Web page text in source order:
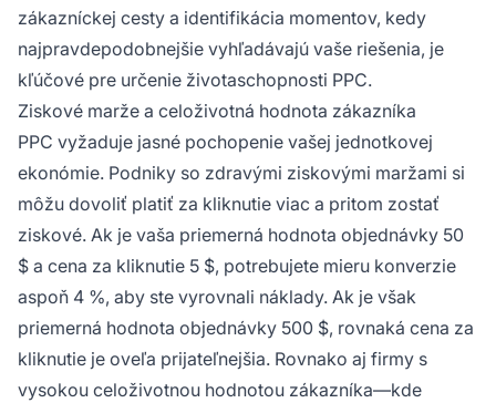
zákazníckej cesty a identifikácia momentov, kedy
najpravdepodobnejšie vyhľadávajú vaše riešenia, je
kľúčové pre určenie životaschopnosti PPC.
Ziskové marže a celoživotná hodnota zákazníka
PPC vyžaduje jasné pochopenie vašej jednotkovej
ekonómie. Podniky so zdravými ziskovými maržami si
môžu dovoliť platiť za kliknutie viac a pritom zostať
ziskové. Ak je vaša priemerná hodnota objednávky 50
$ a cena za kliknutie 5 $, potrebujete mieru konverzie
aspoň 4 %, aby ste vyrovnali náklady. Ak je však
priemerná hodnota objednávky 500 $, rovnaká cena za
kliknutie je oveľa prijateľnejšia. Rovnako aj firmy s
vysokou celoživotnou hodnotou zákazníka—kde